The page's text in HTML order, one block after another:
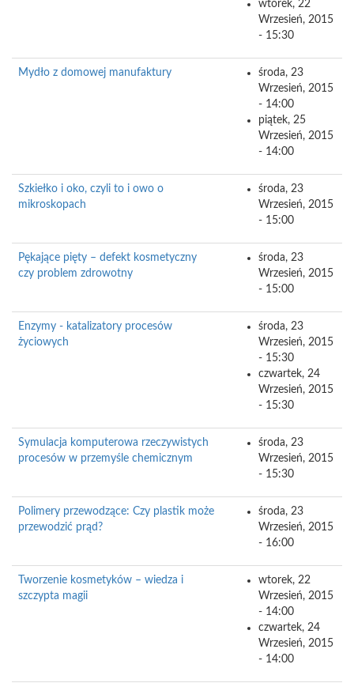
wtorek, 22
Wrzesień, 2015
- 15:30
Mydło z domowej manufaktury
środa, 23
Wrzesień, 2015
- 14:00
piątek, 25
Wrzesień, 2015
- 14:00
Szkiełko i oko, czyli to i owo o
mikroskopach
środa, 23
Wrzesień, 2015
- 15:00
Pękające pięty – defekt kosmetyczny
czy problem zdrowotny
środa, 23
Wrzesień, 2015
- 15:00
Enzymy - katalizatory procesów
życiowych
środa, 23
Wrzesień, 2015
- 15:30
czwartek, 24
Wrzesień, 2015
- 15:30
Symulacja komputerowa rzeczywistych
procesów w przemyśle chemicznym
środa, 23
Wrzesień, 2015
- 15:30
Polimery przewodzące: Czy plastik może
przewodzić prąd?
środa, 23
Wrzesień, 2015
- 16:00
Tworzenie kosmetyków – wiedza i
szczypta magii
wtorek, 22
Wrzesień, 2015
- 14:00
czwartek, 24
Wrzesień, 2015
- 14:00